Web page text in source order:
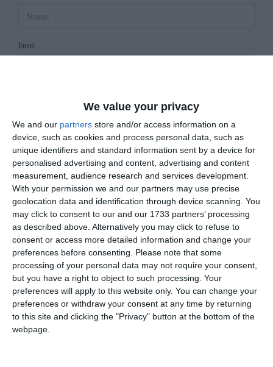
We value your privacy
We and our partners store and/or access information on a
device, such as cookies and process personal data, such as
unique identifiers and standard information sent by a device for
personalised advertising and content, advertising and content
measurement, audience research and services development.
With your permission we and our partners may use precise
geolocation data and identification through device scanning. You
may click to consent to our and our 1733 partners’ processing
as described above. Alternatively you may click to refuse to
consent or access more detailed information and change your
preferences before consenting. Please note that some
processing of your personal data may not require your consent,
but you have a right to object to such processing. Your
preferences will apply to this website only. You can change your
preferences or withdraw your consent at any time by returning
to this site and clicking the "Privacy" button at the bottom of the
webpage.
Email
Am citit si sunt de acord curegulile de postare.
Acest formular colectează numele, e-mailul şi conținutul mesajului, astfel încât
să putem urmări comentariile tale pe site. Nu vom folosi datele tale în alt scop.
Pentru mai multe informaţii, consultă politica noastră de confidenţialitate, unde vei
primi mai multe privind informaţii despre cum și de ce stocăm datele tale.
Posteaza comentariul
ARTICOLE ASEMANATOARE